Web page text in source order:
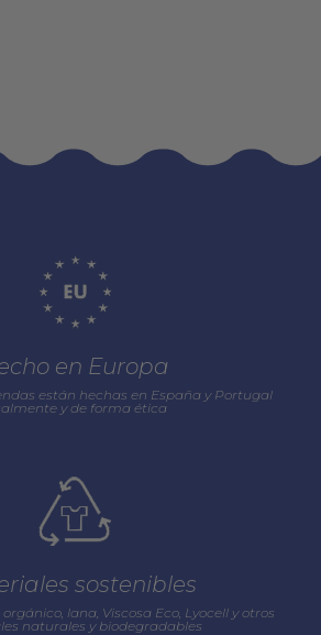
en Europa
están hechas en España y Portugal
y de forma ética
sostenibles
lana, Viscosa Eco, Lyocell y otros
naturales y biodegradables